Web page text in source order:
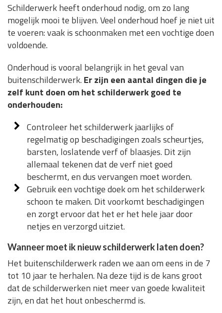
Schilderwerk heeft onderhoud nodig, om zo lang
mogelijk mooi te blijven. Veel onderhoud hoef je niet uit
te voeren: vaak is schoonmaken met een vochtige doen
voldoende.
Onderhoud is vooral belangrijk in het geval van
buitenschilderwerk. Er zijn een aantal dingen die je
zelf kunt doen om het schilderwerk goed te
onderhouden:
Controleer het schilderwerk jaarlijks of
regelmatig op beschadigingen zoals scheurtjes,
barsten, loslatende verf of blaasjes. Dit zijn
allemaal tekenen dat de verf niet goed
beschermt, en dus vervangen moet worden.
Gebruik een vochtige doek om het schilderwerk
schoon te maken. Dit voorkomt beschadigingen
en zorgt ervoor dat het er het hele jaar door
netjes en verzorgd uitziet.
Wanneer moet ik nieuw schilderwerk laten doen?
Het buitenschilderwerk raden we aan om eens in de 7
tot 10 jaar te herhalen. Na deze tijd is de kans groot
dat de schilderwerken niet meer van goede kwaliteit
zijn, en dat het hout onbeschermd is.